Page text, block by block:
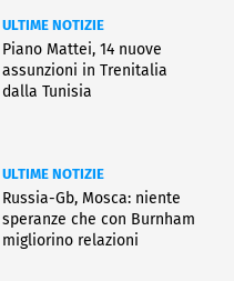
ULTIME NOTIZIE
Piano Mattei, 14 nuove
assunzioni in Trenitalia
dalla Tunisia
ULTIME NOTIZIE
Russia-Gb, Mosca: niente
speranze che con Burnham
migliorino relazioni